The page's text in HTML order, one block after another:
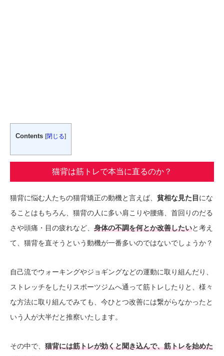
Contents [閉じる]
猫背は筋トレで本当に直るのか？
猫背に悩む人たちの猫背矯正の動機と言えば、 貧相な見た目 にな
ることはもちろん、猫背の人に多い肩こりや腰痛、首回りのだる
さや頭痛・目の疲れなど、 身体の不調を何とか改善したいと考え
て、猫背を直そうという動機が一番多いのではないでしょうか？
自己流でウォーキングやジョギングなどの運動に取り組んだり、
ストレッチをしたりスポーツジムへ通って筋トレしたりと、様々
な方法に取り組んでみても、今ひとつ改善には繋がらなかったと
いう人が大半だと推察いたします。
その中で、 猫背には筋トレが効くと聞き込んで、筋トレを始めた